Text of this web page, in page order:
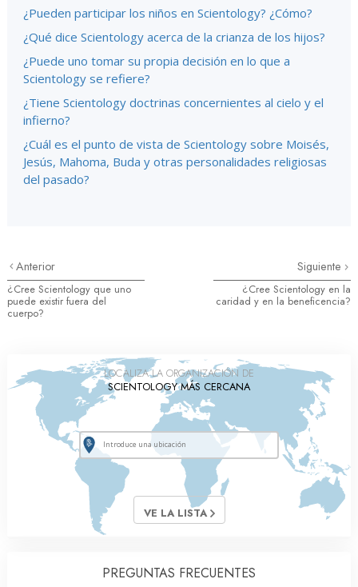
¿Pueden participar los niños en Scientology? ¿Cómo?
¿Qué dice Scientology acerca de la crianza de los hijos?
¿Puede uno tomar su propia decisión en lo que a
Scientology se refiere?
¿Tiene Scientology doctrinas concernientes al cielo y el
infierno?
¿Cuál es el punto de vista de Scientology sobre Moisés,
Jesús, Mahoma, Buda y otras personalidades religiosas
del pasado?
Anterior
¿Cree Scientology que uno
puede existir fuera del
cuerpo?
Siguiente
¿Cree Scientology en la
caridad y en la beneficencia?
LOCALIZA LA ORGANIZACIÓN DE
SCIENTOLOGY MÁS CERCANA
VE LA LISTA
PREGUNTAS FRECUENTES